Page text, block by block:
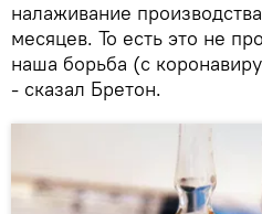
налаживание
месяцев. То есть это не
наша борьба (с
- сказал Бретон.